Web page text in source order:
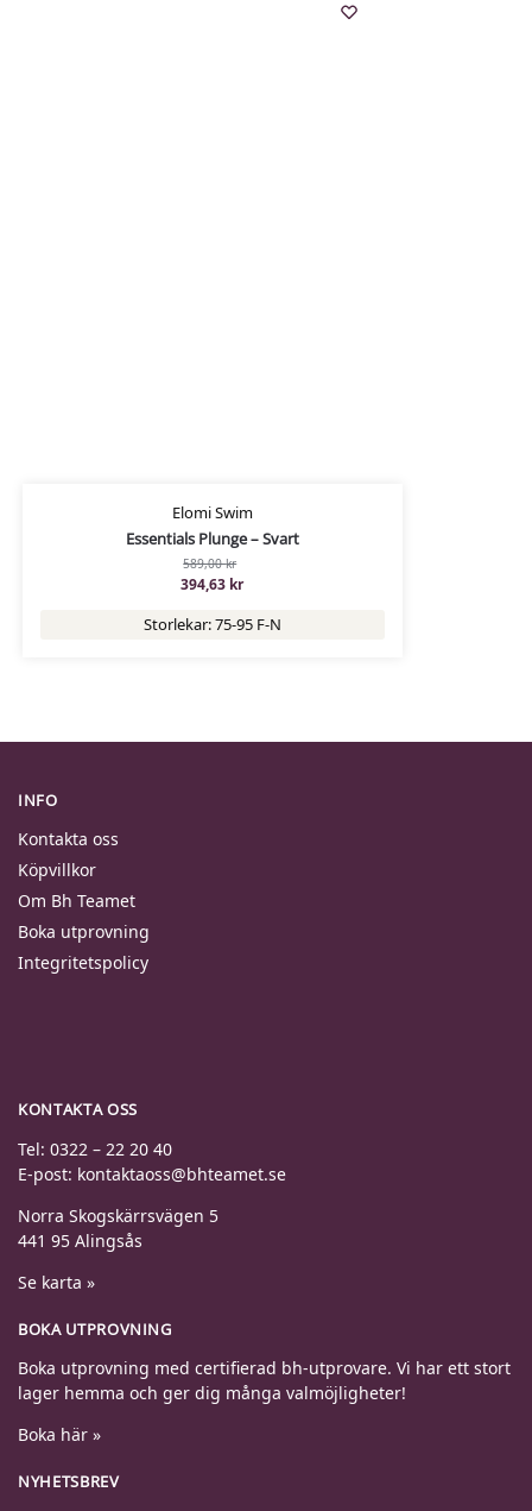
Elomi Swim
Essentials Plunge – Svart
589,00kr
394,63 kr
Storlekar: 75-95 F-N
INFO
Kontakta oss
Köpvillkor
Om Bh Teamet
Boka utprovning
Integritetspolicy
KONTAKTA OSS
Tel: 0322 – 22 20 40
E-post: kontaktaoss@bhteamet.se
Norra Skogskärrsvägen 5
441 95 Alingsås
Se karta »
BOKA UTPROVNING
Boka utprovning med certifierad bh-utprovare. Vi har ett stort
lager hemma och ger dig många valmöjligheter!
Boka här »
NYHETSBREV